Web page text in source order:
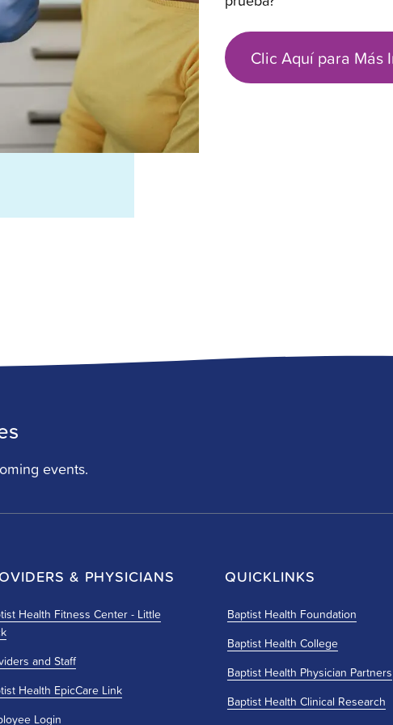
Clic Aquí para Más
events.
& PHYSICIANS
Health Fitness Center - Little
and Staff
Health EpicCare Link
Login
QUICKLINKS
Baptist Health Foundation
Baptist Health College
Baptist Health Physician Partners
Baptist Health Clinical Research